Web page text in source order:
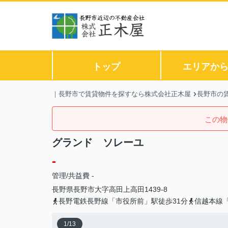
トップ エリアか
｜長野市で賃貸物件を探すなら株式会社正木屋 長野市の
この
グランド ソレーユ
-
管理/共益費 -
長野県長野市大字高田
上高田1439-8
長野電鉄長野線「市役所前」駅徒歩31分
信越本線
1/13